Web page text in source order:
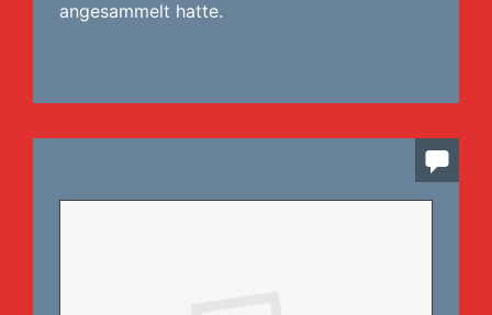
angesammelt hatte.